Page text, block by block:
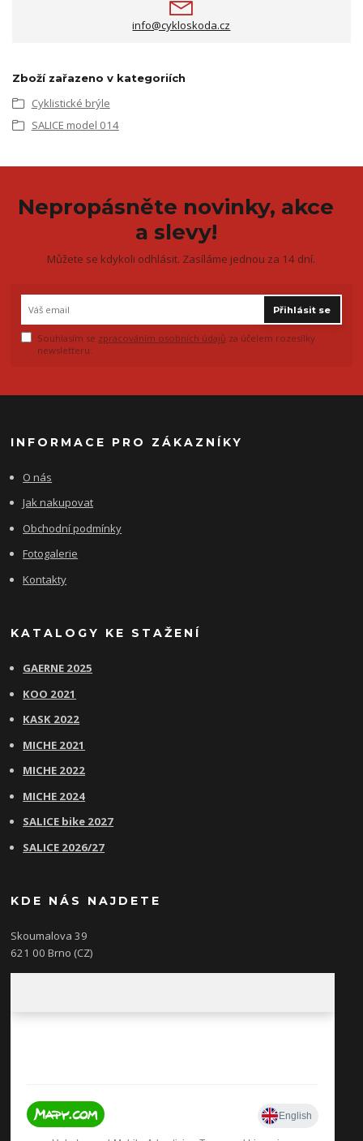
info@cykloskoda.cz
Zboží zařazeno v kategoriích
Cyklistické brýle
SALICE model 014
Nepropásněte novinky, akce
a slevy!
Můžete se kdykoli odhlásit. Zasíláme jednou za 14 dní.
Přihlásit se
Souhlasím se zpracováním osobních údajů za účelem rozesílky
newsletteru.
INFORMACE PRO ZÁKAZNÍKY
O nás
Jak nakupovat
Obchodní podmínky
Fotogalerie
Kontakty
KATALOGY KE STAŽENÍ
GAERNE 2025
KOO 2021
KASK 2022
MICHE 2021
MICHE 2022
MICHE 2024
SALICE bike 2027
SALICE 2026/27
KDE NÁS NAJDETE
Skoumalova 39
621 00 Brno (CZ)